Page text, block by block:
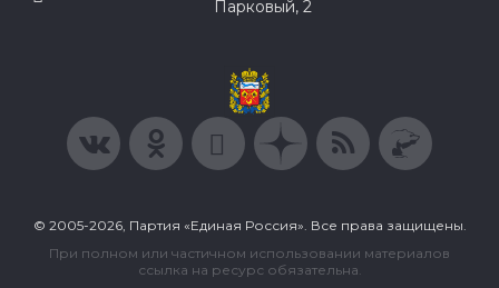
Парковый, 2
© 2005-2026, Партия «Единая Россия». Все права защищены.
При полном или частичном использовании материалов
ссылка на ресурс обязательна.